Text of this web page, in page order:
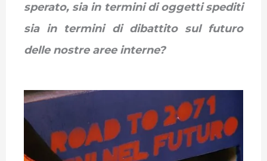
sperato, sia in termini di oggetti spediti
sia in termini di dibattito sul futuro
delle nostre aree interne?